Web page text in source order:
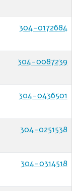
304-0172684
304-0087239
304-0436501
304-0251538
304-0314518